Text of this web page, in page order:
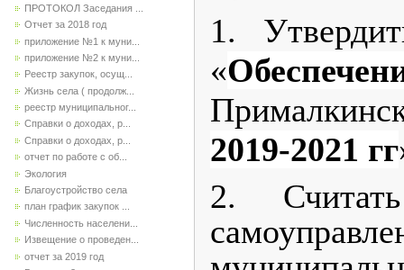
ПРОТОКОЛ Заседания ...
Отчет за 2018 год
приложение №1 к муни...
приложение №2 к муни...
Реестр закупок, осущ...
Жизнь села ( продолж...
реестр муниципальног...
Справки о доходах, р...
Справки о доходах, р...
отчет по работе с об...
Экология
Благоустройство села
план график закупок ...
Численность населени...
Извещение о проведен...
отчет за 2019 год
1.
«
2019-2021 гг
2.